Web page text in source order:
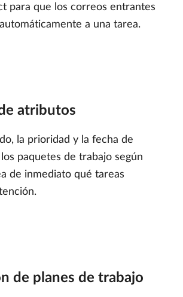
para que los correos entrantes
a una tarea.
atributos
la prioridad y la fecha de
paquetes de trabajo según
de inmediato qué tareas
de planes de trabajo